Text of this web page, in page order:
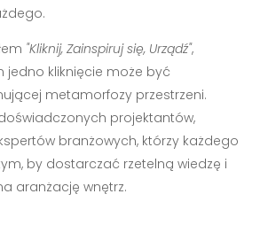
"Kliknij, Zainspiruj się, Urządź",
jedno kliknięcie może być
metamorfozy przestrzeni.
doświadczonych projektantów,
branżowych, którzy każdego
by dostarczać rzetelną wiedzę i
aranżację wnętrz.